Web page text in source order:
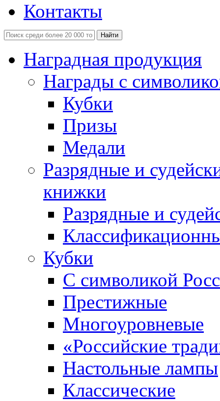
Контакты
Наградная продукция
Награды с
Кубки
Призы
Медали
Разрядные и
книжки
Разрядные и
Кубки
С символикой
Престижные
Многоуровневые
«Российские
Настольные лампы
Классические